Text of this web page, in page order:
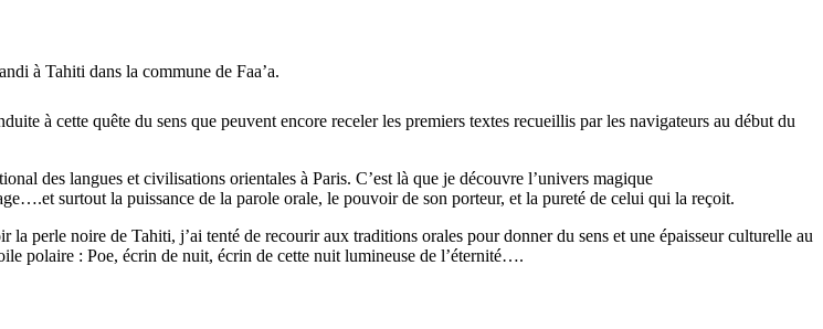
à Tahiti dans la commune de Faa’a.
à cette quête du sens que peuvent encore receler les premiers textes recueillis par les navigateurs au début du
des langues et civilisations orientales à Paris. C’est là que je découvre l’univers magique
surtout la puissance de la parole orale, le pouvoir de son porteur, et la pureté de celui qui la reçoit.
perle noire de Tahiti, j’ai tenté de recourir aux traditions orales pour donner du sens et une épaisseur culturelle au
polaire : Poe, écrin de nuit, écrin de cette nuit lumineuse de l’éternité….